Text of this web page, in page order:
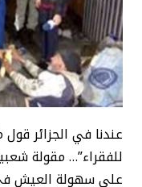
عندنا في الجزائر
للفقراء”… مقولة
على سهولة العيش